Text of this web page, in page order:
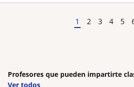
1 2 3 4 5
Profesores que pueden impartirte
Ver todos